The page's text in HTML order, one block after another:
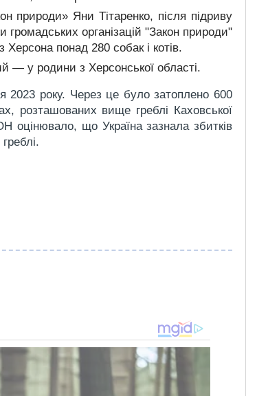
природи» Яни Тітаренко, після підриву
організацій "Закон природи"
понад 280 собак і котів.
— у родини з Херсонської області.
2023 року. Через це було затоплено 600
розташованих вище греблі Каховської
що Україна зазнала збитків